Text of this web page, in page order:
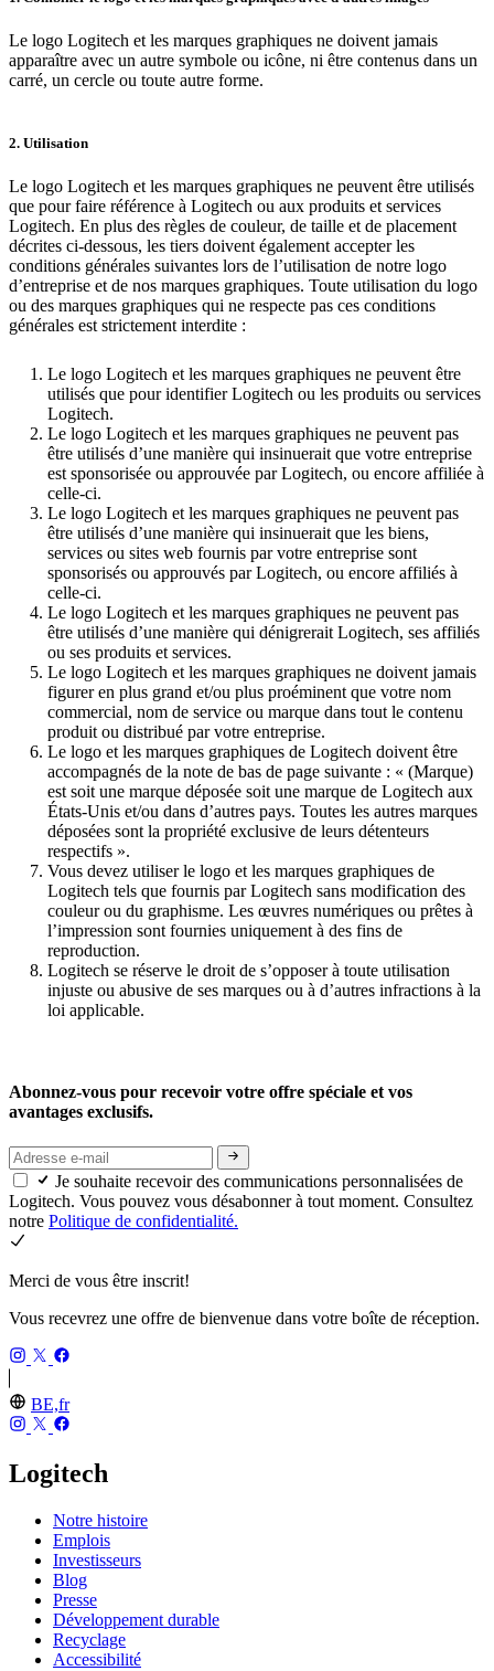
Le logo Logitech et les marques graphiques ne doivent jamais
apparaître avec un autre symbole ou icône, ni être contenus dans un
carré, un cercle ou toute autre forme.
2. Utilisation
Le logo Logitech et les marques graphiques ne peuvent être utilisés
que pour faire référence à Logitech ou aux produits et services
Logitech. En plus des règles de couleur, de taille et de placement
décrites ci-dessous, les tiers doivent également accepter les
conditions générales suivantes lors de l’utilisation de notre logo
d’entreprise et de nos marques graphiques. Toute utilisation du logo
ou des marques graphiques qui ne respecte pas ces conditions
générales est strictement interdite :
Le logo Logitech et les marques graphiques ne peuvent être
utilisés que pour identifier Logitech ou les produits ou services
Logitech.
Le logo Logitech et les marques graphiques ne peuvent pas
être utilisés d’une manière qui insinuerait que votre entreprise
est sponsorisée ou approuvée par Logitech, ou encore affiliée à
celle-ci.
Le logo Logitech et les marques graphiques ne peuvent pas
être utilisés d’une manière qui insinuerait que les biens,
services ou sites web fournis par votre entreprise sont
sponsorisés ou approuvés par Logitech, ou encore affiliés à
celle-ci.
Le logo Logitech et les marques graphiques ne peuvent pas
être utilisés d’une manière qui dénigrerait Logitech, ses affiliés
ou ses produits et services.
Le logo Logitech et les marques graphiques ne doivent jamais
figurer en plus grand et/ou plus proéminent que votre nom
commercial, nom de service ou marque dans tout le contenu
produit ou distribué par votre entreprise.
Le logo et les marques graphiques de Logitech doivent être
accompagnés de la note de bas de page suivante : « (Marque)
est soit une marque déposée soit une marque de Logitech aux
États-Unis et/ou dans d’autres pays. Toutes les autres marques
déposées sont la propriété exclusive de leurs détenteurs
respectifs ».
Vous devez utiliser le logo et les marques graphiques de
Logitech tels que fournis par Logitech sans modification des
couleur ou du graphisme. Les œuvres numériques ou prêtes à
l’impression sont fournies uniquement à des fins de
reproduction.
Logitech se réserve le droit de s’opposer à toute utilisation
injuste ou abusive de ses marques ou à d’autres infractions à la
loi applicable.
Abonnez-vous pour recevoir votre offre spéciale et vos
avantages exclusifs.
Je souhaite recevoir des communications personnalisées de
Logitech. Vous pouvez vous désabonner à tout moment. Consultez
notre Politique de confidentialité.
Merci de vous être inscrit!
Vous recevrez une offre de bienvenue dans votre boîte de réception.
BE,fr
Logitech
Notre histoire
Emplois
Investisseurs
Blog
Presse
Développement durable
Recyclage
Accessibilité